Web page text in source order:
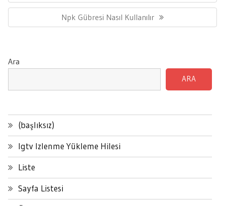
Post:
Next
Post:
Npk Gübresi Nasıl Kullanılır
Ara
ARA
(başlıksız)
Igtv Izlenme Yükleme Hilesi
Liste
Sayfa Listesi